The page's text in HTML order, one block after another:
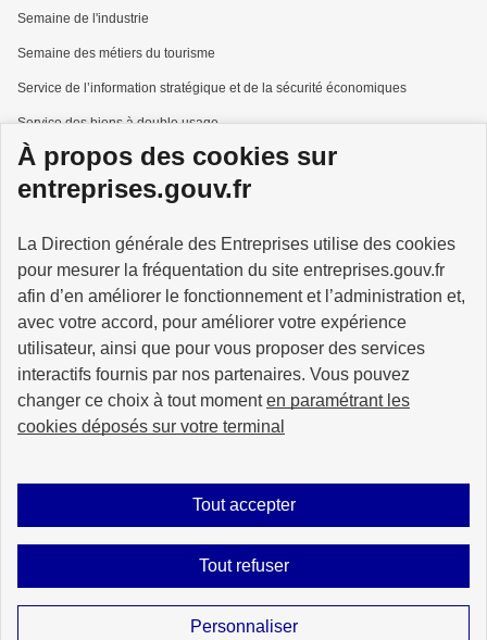
À propos des cookies sur
entreprises.gouv.fr
La Direction générale des Entreprises utilise des cookies
pour mesurer la fréquentation du site entreprises.gouv.fr
afin d’en améliorer le fonctionnement et l’administration et,
avec votre accord, pour améliorer votre expérience
utilisateur, ainsi que pour vous proposer des services
interactifs fournis par nos partenaires. Vous pouvez
changer ce choix à tout momenten paramétrant les
cookies déposés sur votre terminal
Tout accepter
Tout refuser
Personnaliser
Semaine de l'industrie
Semaine des métiers du tourisme
Service de l’information stratégique et de la sécurité économiques
Service des biens à double usage
Services à la personne
GOUVERNEMENT
info.gouv.fr service-public.gouv.fr
Plan du site Accessibilité : partiellement conforme Mentions légales
Gestion des cookies
Sauf mention explicite de propriété intellectuelle détenue par des tiers, les